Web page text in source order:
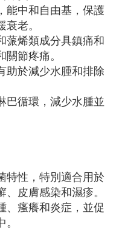
能中和自由基，保護
老。
蒎烯類成分具鎮痛和
節疼痛。
助於減少水腫和排除
巴循環，減少水腫並
特性，特別適合用於
皮膚感染和濕疹。
、瘙癢和炎症，並促